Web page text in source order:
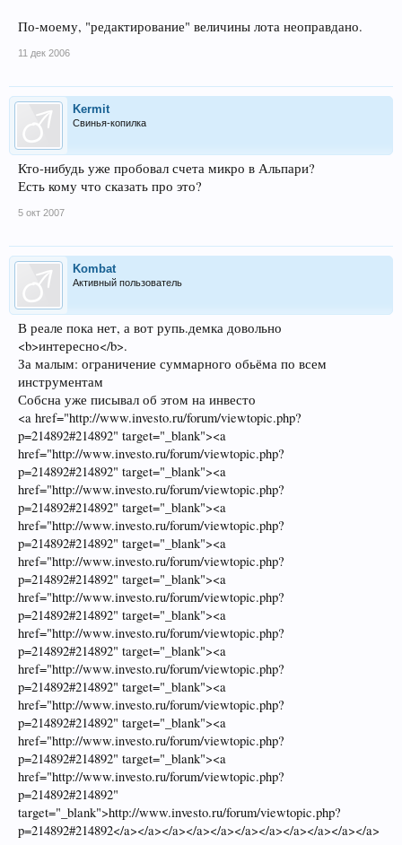
По-моему, "редактирование" величины лота неоправдано.
11 дек 2006
Kermit
Свинья-копилка
Кто-нибудь уже пробовал счета микро в Альпари?
Есть кому что сказать про это?
5 окт 2007
Kombat
Активный пользователь
В реале пока нет, а вот рупь.демка довольно
<b>интересно</b>.
За малым: ограничение суммарного обьёма по всем
инструментам
Собсна уже писывал об этом на инвесто
<a href="http://www.investo.ru/forum/viewtopic.php?
p=214892#214892" target="_blank"><a
href="http://www.investo.ru/forum/viewtopic.php?
p=214892#214892" target="_blank"><a
href="http://www.investo.ru/forum/viewtopic.php?
p=214892#214892" target="_blank"><a
href="http://www.investo.ru/forum/viewtopic.php?
p=214892#214892" target="_blank"><a
href="http://www.investo.ru/forum/viewtopic.php?
p=214892#214892" target="_blank"><a
href="http://www.investo.ru/forum/viewtopic.php?
p=214892#214892" target="_blank"><a
href="http://www.investo.ru/forum/viewtopic.php?
p=214892#214892" target="_blank"><a
href="http://www.investo.ru/forum/viewtopic.php?
p=214892#214892" target="_blank"><a
href="http://www.investo.ru/forum/viewtopic.php?
p=214892#214892" target="_blank"><a
href="http://www.investo.ru/forum/viewtopic.php?
p=214892#214892" target="_blank"><a
href="http://www.investo.ru/forum/viewtopic.php?
p=214892#214892"
target="_blank">http://www.investo.ru/forum/viewtopic.php?
p=214892#214892</a></a></a></a></a></a></a></a></a></a></a>